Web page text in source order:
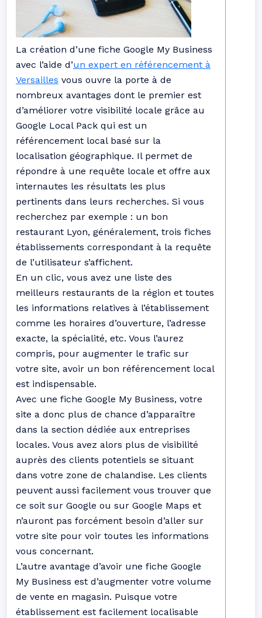
La création d’une fiche Google My Business
avec l’aide d’un expert en référencement à
Versailles vous ouvre la porte à de
nombreux avantages dont le premier est
d’améliorer votre visibilité locale grâce au
Google Local Pack qui est un
référencement local basé sur la
localisation géographique. Il permet de
répondre à une requête locale et offre aux
internautes les résultats les plus
pertinents dans leurs recherches. Si vous
recherchez par exemple : un bon
restaurant Lyon, généralement, trois fiches
établissements correspondant à la requête
de l’utilisateur s’affichent.
En un clic, vous avez une liste des
meilleurs restaurants de la région et toutes
les informations relatives à l’établissement
comme les horaires d’ouverture, l’adresse
exacte, la spécialité, etc. Vous l’aurez
compris, pour augmenter le trafic sur
votre site, avoir un bon référencement local
est indispensable.
Avec une fiche Google My Business, votre
site a donc plus de chance d’apparaître
dans la section dédiée aux entreprises
locales. Vous avez alors plus de visibilité
auprès des clients potentiels se situant
dans votre zone de chalandise. Les clients
peuvent aussi facilement vous trouver que
ce soit sur Google ou sur Google Maps et
n’auront pas forcément besoin d’aller sur
votre site pour voir toutes les informations
vous concernant.
L’autre avantage d’avoir une fiche Google
My Business est d’augmenter votre volume
de vente en magasin. Puisque votre
établissement est facilement localisable